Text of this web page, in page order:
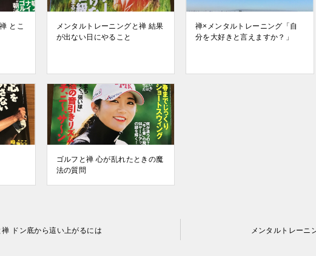
とこ
メンタルトレーニングと禅 結果
が出ない日にやること
禅×メンタルトレーニング「自
分を大好きと言えますか？」
ゴルフと禅 心が乱れたときの魔
法の質問
ドン底から這い上がるには メンタルトレーニ